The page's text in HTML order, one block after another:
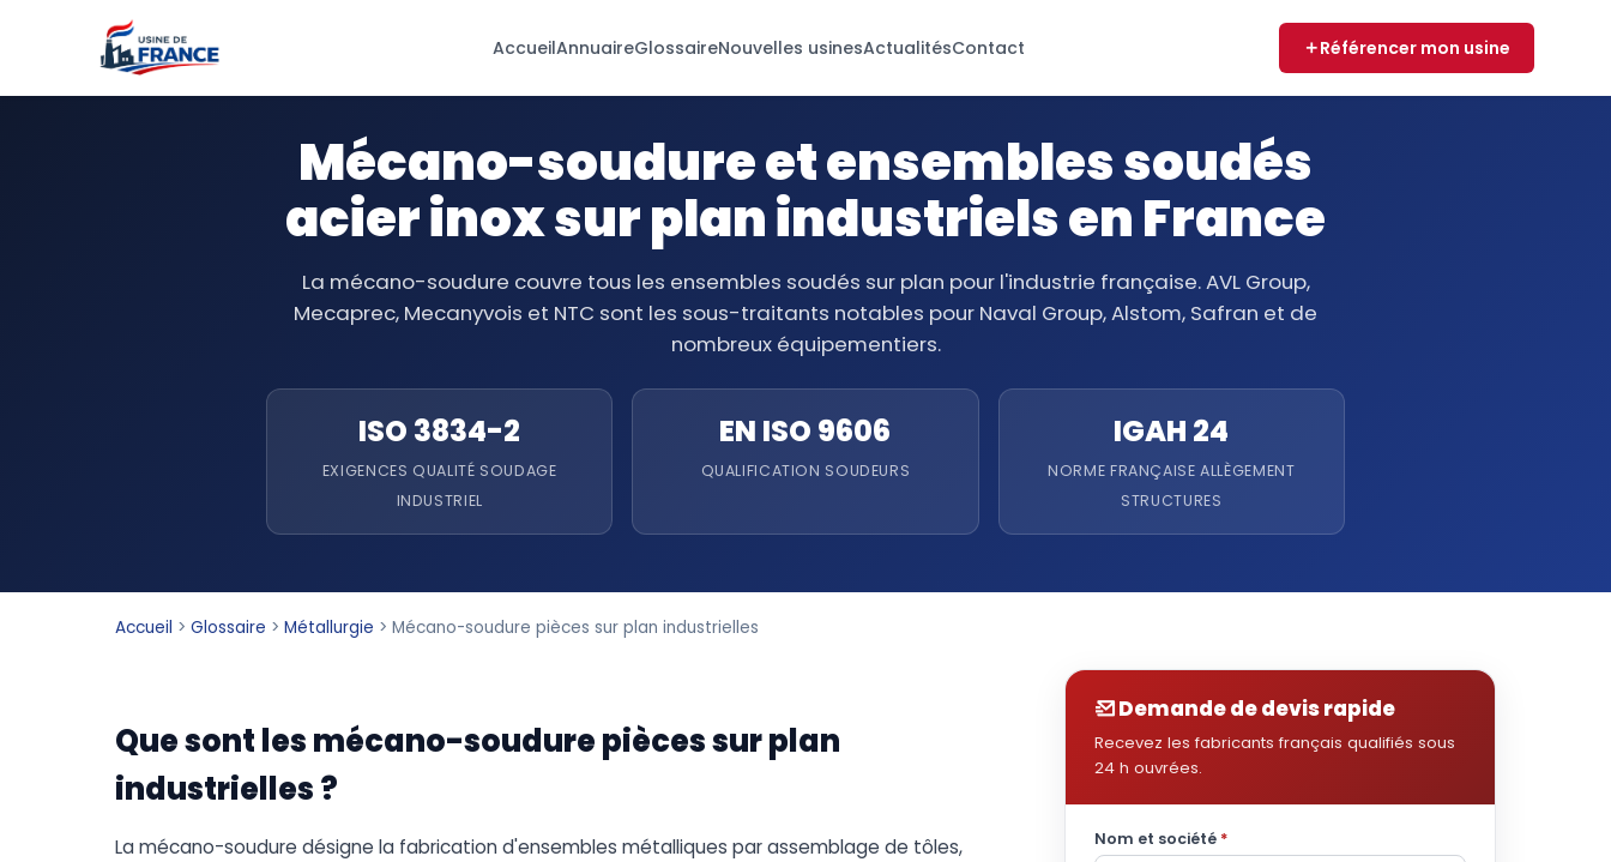
AccueilAnnuaireGlossaireNouvelles usinesActualitésContact Référencer mon usine
Mécano-soudure et ensembles soudés
acier inox sur plan industriels en France
La mécano-soudure couvre tous les ensembles soudés sur plan pour l'industrie française. AVL Group,
Mecaprec, Mecanyvois et NTC sont les sous-traitants notables pour Naval Group, Alstom, Safran et de
nombreux équipementiers.
ISO 3834-2
EXIGENCES QUALITÉ SOUDAGE
INDUSTRIEL
EN ISO 9606
QUALIFICATION SOUDEURS
IGAH 24
NORME FRANÇAISE ALLÈGEMENT
STRUCTURES
Accueil > Glossaire > Métallurgie > Mécano-soudure pièces sur plan industrielles
Que sont les mécano-soudure pièces sur plan
industrielles ?
La mécano-soudure désigne la fabrication d'ensembles métalliques par assemblage de tôles,
Demande de devis rapide
Recevez les fabricants français qualifiés sous
24 h ouvrées.
Nom et société *